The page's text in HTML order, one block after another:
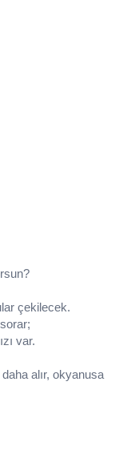
çekilecek.
var.
daha alır, okyanusa